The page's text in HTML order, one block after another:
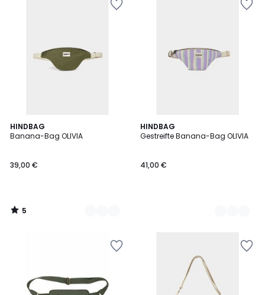
HINDBAG
Banana-Bag OLIVIA
39,00 €
5
/
2
Farben
5
/
HINDBAG
Gestreifte Banana-Bag OLIVIA
41,00 €
3
Farben